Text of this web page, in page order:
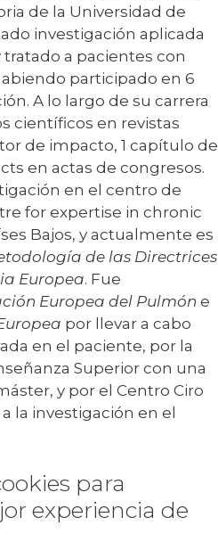
de la Universidad de
investigación aplicada
a pacientes con
participado en 6
A lo largo de su carrera
científicos en revistas
de impacto, 1 capítulo de
en actas de congresos.
en el centro de
for expertise in chronic
Bajos, y actualmente es
de las Directrices
Europea. Fue
Europea del Pulmón e
por llevar a cabo
en el paciente, por la
Superior con una
y por el Centro Ciro
la investigación en el
para
experiencia de